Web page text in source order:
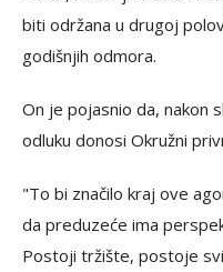
biti održana u drugoj
godišnjih odmora.
On je pojasnio da, nakon
odluku donosi Okružni
"To bi značilo kraj ove
da preduzeće ima
Postoji tržište, postoje